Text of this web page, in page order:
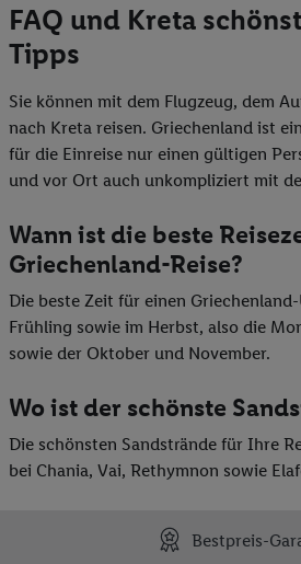
FAQ und Kreta
Tipps
Sie können mit dem Flugzeug, dem
nach Kreta reisen. Griechenland ist
für die Einreise nur einen gültigen
und vor Ort auch unkompliziert mit
Wann ist die beste
Griechenland-Reise?
Die beste Zeit für einen
Frühling sowie im Herbst, also die
sowie der Oktober und November.
Wo ist der schönste
Die schönsten Sandstrände für Ihre
bei Chania, Vai, Rethymnon sowie
Bestpreis-